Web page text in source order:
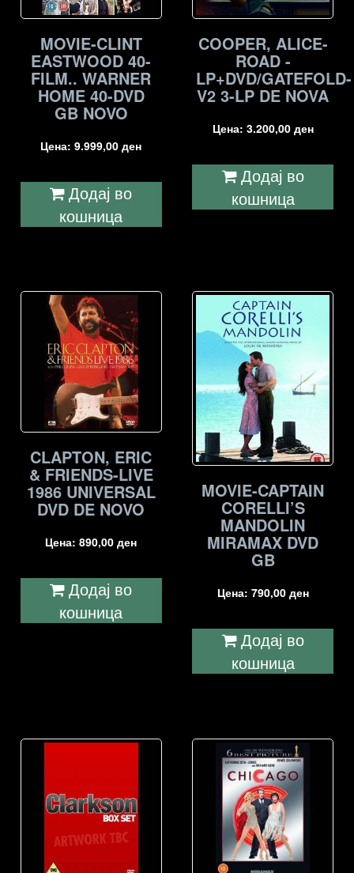
MOVIE-CLINT
EASTWOOD 40-
FILM.. WARNER
HOME 40-DVD
GB NOVO
Цена:9.999,00ден
Додај во
кошница
COOPER, ALICE-
ROAD -
LP+DVD/GATEFOLD-
V2 3-LP DE NOVA
Цена: 3.200,00 ден
Додај во
кошница
CLAPTON, ERIC
& FRIENDS-LIVE
1986 UNIVERSAL
DVD DE NOVO
Цена:890,00ден
Додај во
кошница
MOVIE-CAPTAIN
CORELLI’S
MANDOLIN
MIRAMAX DVD
GB
Цена: 790,00 ден
Додај во
кошница